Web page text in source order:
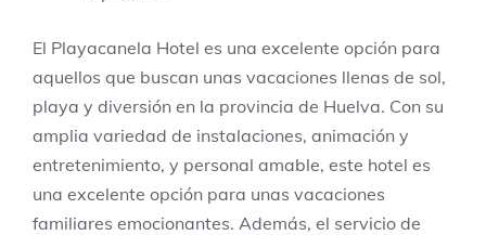
El Playacanela Hotel es una excelente opción para
aquellos que buscan unas vacaciones llenas de sol,
playa y diversión en la provincia de Huelva. Con su
amplia variedad de instalaciones, animación y
entretenimiento, y personal amable, este hotel es
una excelente opción para unas vacaciones
familiares emocionantes. Además, el servicio de